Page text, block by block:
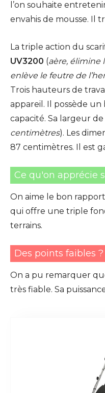
l’on souhaite
envahis de mousse. Il
La triple action du
UV3200 (aère, élimine
enlève le feutre de
Trois hauteurs de
appareil. Il possède
capacité. Sa largeur
centimètres). Les
87 centimètres. Il est
Ce qu'on apprécie
On aime le bon
qui offre une triple
terrains.
Des points faibles ?
On a pu remarquer
très fiable. Sa